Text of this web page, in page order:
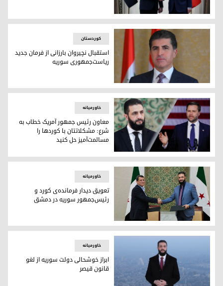
تأکید آنکارا و دمشق بر استحکام روابط دوجانبه و تمامیت
استقبال نچیروان بارزانی از فرمان جدید ریاست‌جمهوری سوریه
کوردستان
استقبال نچیروان بارزانی از فرمان جدید
ریاست‌جمهوری سوریه
معاون رئیس جمهور آمریک خطاب به شرع: مشکلاتتان با
خاورمیانه
معاون رئیس جمهور آمریک خطاب به
شرع: مشکلاتتان با کوردها را
مسالمت‌آمیز حل کنید
تعویق دیدار فرمانده‌ی کورد و رئیس‌جمهور سوریه در دمشق
خاورمیانه
تعویق دیدار فرمانده‌ی کورد و
رئیس‌جمهور سوریه در دمشق
خاورمیانه
ابراز خوشحالی دولت سوریە از لغو
قانون قیصر